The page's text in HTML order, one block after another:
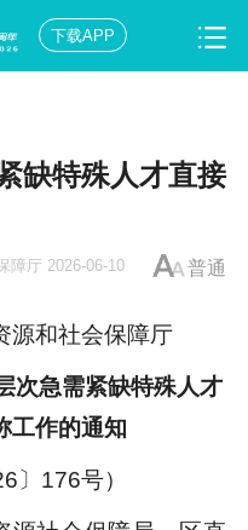
下载APP
缺特殊人才直接
普通
障厅 2026-06-10
源和社会保障厅
次急需紧缺特殊人才
工作的通知
〕176号）